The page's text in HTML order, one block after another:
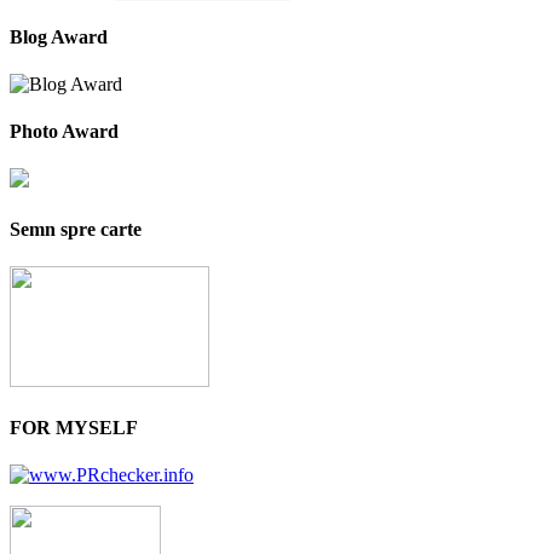
Blog Award
Photo Award
Semn spre carte
FOR MYSELF